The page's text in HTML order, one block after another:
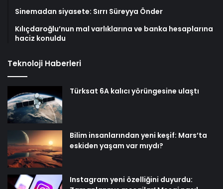
Sinemadan siyasete: Sırrı Süreyya Önder
Kılıçdaroğlu’nun mal varlıklarına ve banka hesaplarına
haciz konuldu
Teknoloji Haberleri
Türksat 6A kalıcı yörüngesine ulaştı
Bilim insanlarından yeni keşif: Mars’ta
eskiden yaşam var mıydı?
Instagram yeni özelliğini duyurdu: